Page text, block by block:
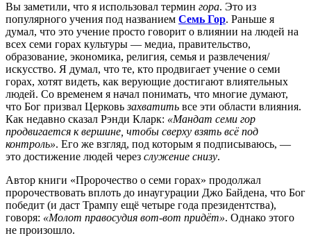
Вы заметили, что я использовал термин гора. Это из
популярного учения под названием Семь Гор. Раньше я
думал, что это учение просто говорит о влиянии на людей на
всех семи горах культуры — медиа, правительство,
образование, экономика, религия, семья и развлечения/
искусство. Я думал, что те, кто продвигает учение о семи
горах, хотят видеть, как верующие достигают влиятельных
людей. Со временем я начал понимать, что многие думают,
что Бог призвал Церковьзахватить все эти области влияния.
Как недавно сказал Рэнди Кларк: «Мандат семи гор
продвигается к вершине, чтобы сверху взять всё под
контроль». Его же взгляд, под которым я подписываюсь, —
это достижение людей через служение снизу.
Автор книги «Пророчество о семи горах» продолжал
пророчествовать вплоть до инаугурации Джо Байдена, что Бог
победит (и даст Трампу ещё четыре года президентства),
говоря: «Молот правосудия вот-вот придёт». Однако этого
не произошло.